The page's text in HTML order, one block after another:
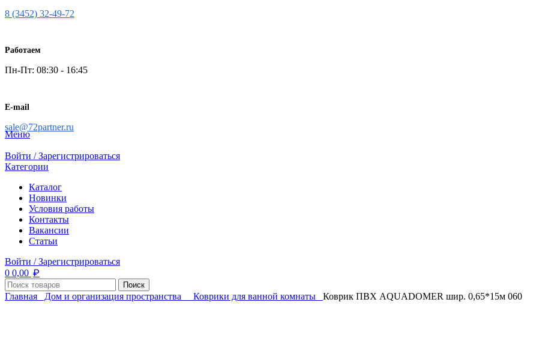
8 (3452) 32-49-72
Работаем
Пн-Пт: 08:30 - 16:45
E-mail
sale@72partner.ru
Меню
Войти / Зарегистрироваться
Категории
Каталог
Новинки
Условия работы
Контакты
Вакансии
Статьи
Войти / Зарегистрироваться
0 0,00 ₽
Поиск
Главная Дом и организация пространства Коврики для ванной комнаты Коврик ПВХ AQUADOMER шир. 0,65*15м 060